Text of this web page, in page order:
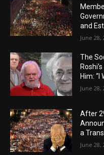
and
June 28,
The
Him: “I
June 28,
After
a
June 28,